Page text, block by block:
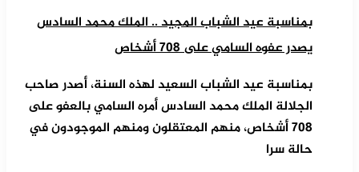
بمناسبة عيد الشباب المجيد .. الملك محمد السادس
يصدر عفوه السامي على 708 أشخاص
بمناسبة عيد الشباب السعيد لهذه السنة، أصدر صاحب
الجلالة الملك محمد السادس أمره السامي بالعفو على
708 أشخاص، منهم المعتقلون ومنهم الموجودون في
حالة سرا